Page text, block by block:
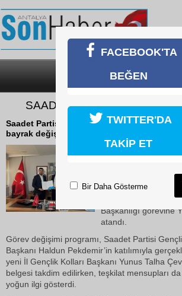
SON DAKİKA
SAADET GENÇLİK'TE
Saadet Partisi Antalya İl Gençlik Kolları
bayrak değişimi yaşandı.
10 Haziran 2026
Uzun süredir İl
görevini yürüten
Partisi Bölge
getirilirken, Antalya İl
Başkanlığı görevine
atandı.
Görev değişimi programı, Saadet Partisi
Başkanı Haldun Pekdemir’in katılımıyla
yeni İl Gençlik Kolları Başkanı Yunus Talha
belgesi takdim edilirken, teşkilat mensupları
yoğun ilgi gösterdi.
FACEBOOK'TA
BEĞEN
TWITTER'DA
TAKİP ET
Bir Daha Gösterme